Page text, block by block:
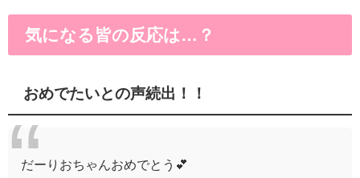
気になる皆の反応は…？
おめでたいとの声続出！！
だーりおちゃんおめでとう💕